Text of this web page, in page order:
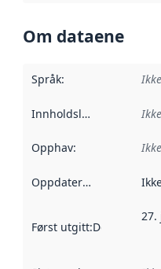
Om dataene
Språk:
Innholdsleverandører :
Opphav:
Oppdateringsfrekvens :
Først utgitt:Denne
27.